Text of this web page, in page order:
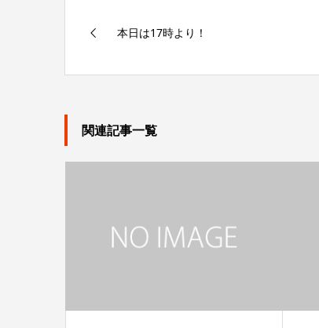
本日は17時より！
関連記事一覧